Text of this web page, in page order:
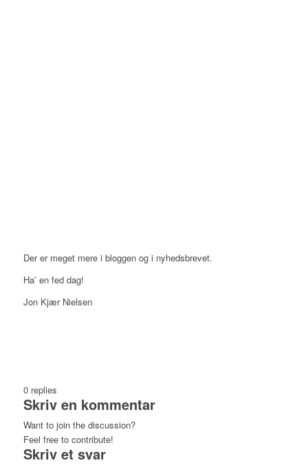
Der er meget mere i bloggen og i nyhedsbrevet.
Ha’ en fed dag!
Jon Kjær Nielsen
0 replies
Skriv en kommentar
Want to join the discussion?
Feel free to contribute!
Skriv et svar